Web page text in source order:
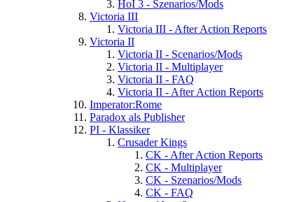
HoI 3 - Szenarios/Mods
Victoria III
Victoria III - After Action Reports
Victoria II
Victoria II - Scenarios/Mods
Victoria II - Multiplayer
Victoria II - FAQ
Victoria II - After Action Reports
Imperator:Rome
Paradox als Publisher
PI - Klassiker
Crusader Kings
CK - After Action Reports
CK - Multiplayer
CK - Szenarios/Mods
CK - FAQ